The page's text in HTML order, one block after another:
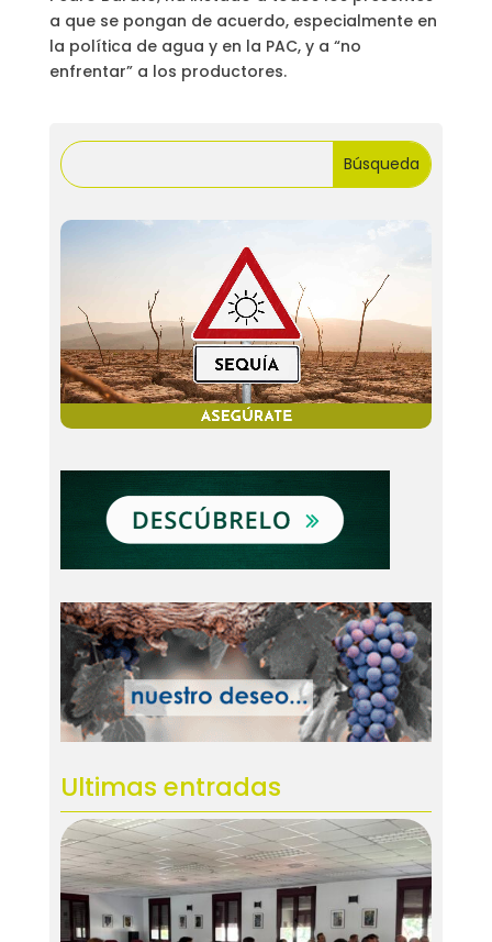
a que se pongan de acuerdo, especialmente en
la política de agua y en la PAC, y a “no
enfrentar” a los productores.
Ultimas entradas